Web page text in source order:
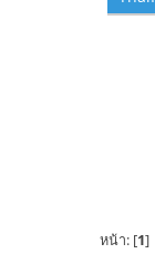
หน้า: [1]